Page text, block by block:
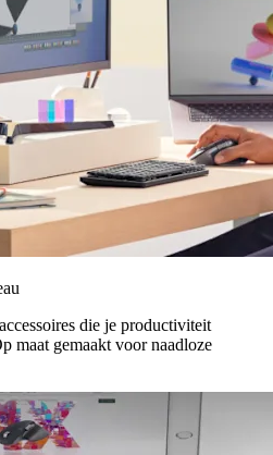
die je productiviteit
maat gemaakt voor naadloze